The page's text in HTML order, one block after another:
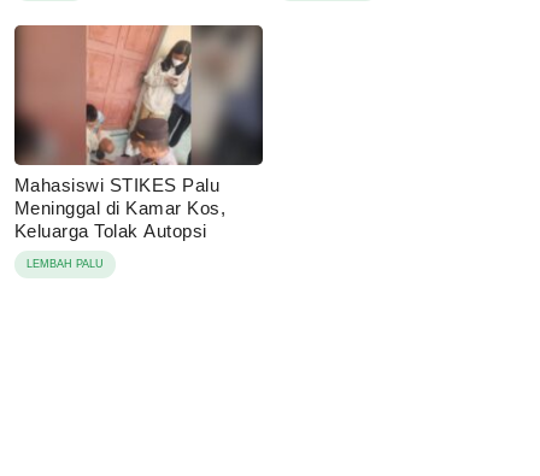
Mahasiswi STIKES Palu
Meninggal di Kamar Kos,
Keluarga Tolak Autopsi
LEMBAH PALU